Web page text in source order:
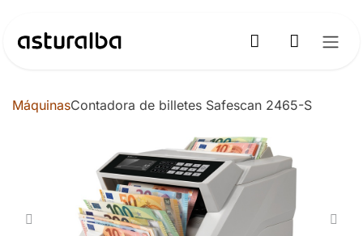
MáquinasContadora de billetes Safescan 2465-S